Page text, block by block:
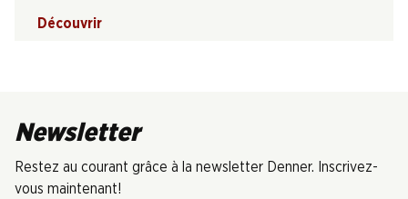
Découvrir
Newsletter
Restez au courant grâce à la newsletter Denner. Inscrivez-
vous maintenant!